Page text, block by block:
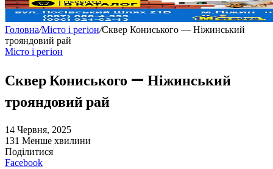
Головна/Місто і регіон/Сквер Кониського — Ніжинський
трояндовий рай
Місто і регіон
Сквер Кониського — Ніжинський
трояндовий рай
14 Червня, 2025
131 Менше хвилини
Поділитися
Facebook